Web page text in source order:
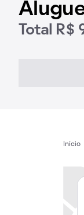
Total R$
Início